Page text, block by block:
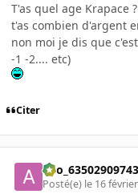
T'as quel age Krapace
t'as combien d'argent
non moi je dis que
-1 -2.... etc)
Citer
Posté(e) le 16